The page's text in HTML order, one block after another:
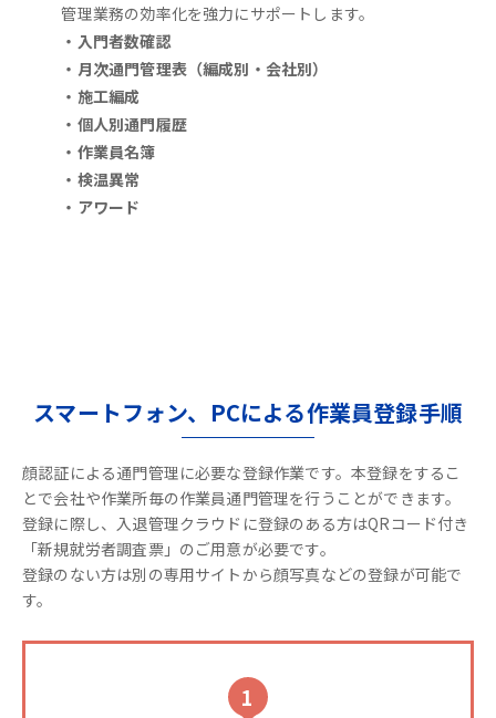
管理業務の効率化を強力にサポートします。
・入門者数確認
・月次通門管理表（編成別・会社別）
・施工編成
・個人別通門履歴
・作業員名簿
・検温異常
・アワード
スマートフォン、PCによる作業員登録手順
顔認証による通門管理に必要な登録作業です。本登録をするこ
とで会社や作業所毎の作業員通門管理を行うことができます。
登録に際し、入退管理クラウドに登録のある方はQRコード付き
「新規就労者調査票」のご用意が必要です。
登録のない方は別の専用サイトから顔写真などの登録が可能で
す。
1